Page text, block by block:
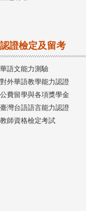
認證檢定及留考
華語文能力測驗
對外華語教學能力認證
公費留學與各項獎學金
臺灣台語語言能力認證
教師資格檢定考試